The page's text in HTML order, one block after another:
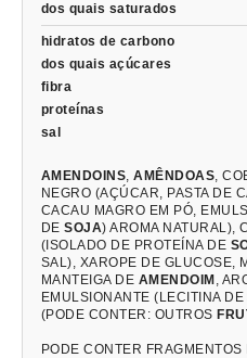
dos quais saturados
hidratos de carbono
dos quais açúcares
fibra
proteínas
sal
AMENDOINS,AMÊNDOAS,
NEGRO (AÇÚCAR, PASTA DE
CACAU MAGRO EM PÓ,
DESOJA) AROMA NATURAL),
(ISOLADO DE PROTEÍNA DE
SAL), XAROPE DE GLUCOSE,
MANTEIGA DE AMENDOIM ,
EMULSIONANTE (LECITINA DE
(PODE CONTER: OUTROS
PODE CONTER